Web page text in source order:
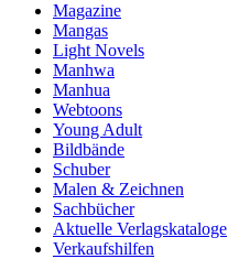
Magazine
Mangas
Light Novels
Manhwa
Manhua
Webtoons
Young Adult
Bildbände
Schuber
Malen & Zeichnen
Sachbücher
Aktuelle Verlagskataloge
Verkaufshilfen